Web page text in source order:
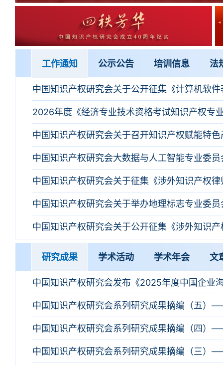
国家知识产权局党组理论学习中心组开展树立和践行正确政绩观专题学习研讨
面向产业安全的人工智能领域知识产权治理研讨活动在京举办
工作通知 公示公告 培训信息 法
中国知识产权研究会关于征集《涉外知识产权
研究成果 学术活动 学术年会 文
中国知识产权研究会发布《2025年度中国企业